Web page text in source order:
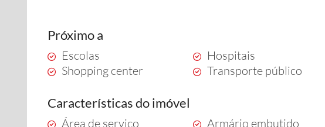
Próximo a
Escolas Hospitais
Shopping center
Transporte público
Características do imóvel
Área de serviço Armário embutido